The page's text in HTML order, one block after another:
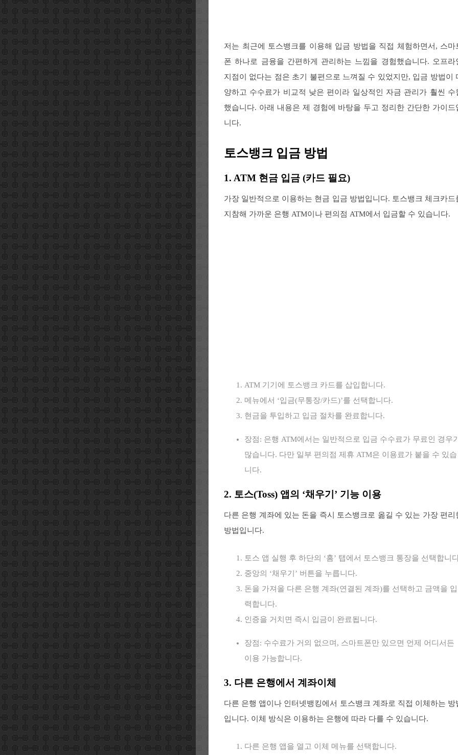
저는 최근에 토스뱅크를 이용해 입금 방법을 직접 체험하면서, 스마
폰 하나로 금융을 간편하게 관리하는 느낌을 경험했습니다. 오프라
지점이 없다는 점은 초기 불편으로 느껴질 수 있었지만, 입금 방법이
양하고 수수료가 비교적 낮은 편이라 일상적인 자금 관리가 훨씬 수
했습니다. 아래 내용은 제 경험에 바탕을 두고 정리한 간단한 가이드
니다.
토스뱅크 입금 방법
1. ATM 현금 입금 (카드 필요)
가장 일반적으로 이용하는 현금 입금 방법입니다. 토스뱅크 체크카드
지참해 가까운 은행 ATM이나 편의점 ATM에서 입금할 수 있습니다.
ATM 기기에 토스뱅크 카드를 삽입합니다.
메뉴에서 ‘입금(무통장/카드)’를 선택합니다.
현금을 투입하고 입금 절차를 완료합니다.
장점: 은행 ATM에서는 일반적으로 입금 수수료가 무료인 경우
많습니다. 다만 일부 편의점 제휴 ATM은 이용료가 붙을 수 있습
니다.
2. 토스(Toss) 앱의 ‘채우기’ 기능 이용
다른 은행 계좌에 있는 돈을 즉시 토스뱅크로 옮길 수 있는 가장 편리
방법입니다.
토스 앱 실행 후 하단의 ‘홈’ 탭에서 토스뱅크 통장을 선택합니
중앙의 ‘채우기’ 버튼을 누릅니다.
돈을 가져올 다른 은행 계좌(연결된 계좌)를 선택하고 금액을 입
력합니다.
인증을 거치면 즉시 입금이 완료됩니다.
장점: 수수료가 거의 없으며, 스마트폰만 있으면 언제 어디서든
이용 가능합니다.
3. 다른 은행에서 계좌이체
다른 은행 앱이나 인터넷뱅킹에서 토스뱅크 계좌로 직접 이체하는 방
입니다. 이체 방식은 이용하는 은행에 따라 다를 수 있습니다.
다른 은행 앱을 열고 이체 메뉴를 선택합니다.